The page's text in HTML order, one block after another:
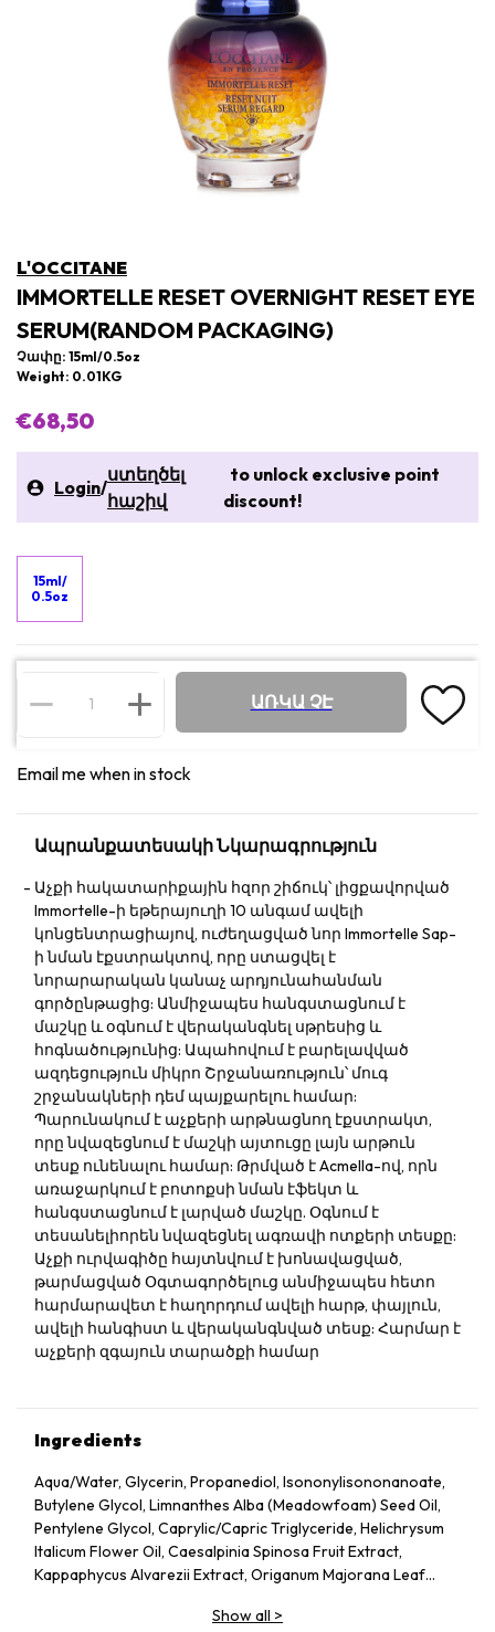
L'OCCITANE
IMMORTELLE RESET OVERNIGHT RESET EYE
SERUM(RANDOM PACKAGING)
Չափը: 15ml/0.5oz
Weight: 0.01KG
€68,50
Login/
ստեղծել
հաշիվ
to unlock exclusive point
discount!
15ml/
0.5oz
ԱՌԿԱ ՉԷ
Email me when in stock
Ապրանքատեսակի Նկարագրություն
Աչքի հակատարիքային հզոր շիճուկ՝ լիցքավորված
Immortelle-ի եթերայուղի 10 անգամ ավելի
կոնցենտրացիայով, ուժեղացված նոր Immortelle Sap-
ի նման էքստրակտով, որը ստացվել է
նորարարական կանաչ արդյունահանման
գործընթացից: Անմիջապես հանգստացնում է
մաշկը և օգնում է վերականգնել սթրեսից և
հոգնածությունից: Ապահովում է բարելավված
ազդեցություն միկրո Շրջանառություն՝ մուգ
շրջանակների դեմ պայքարելու համար:
Պարունակում է աչքերի արթնացնող էքստրակտ,
որը նվազեցնում է մաշկի այտուցը լայն արթուն
տեսք ունենալու համար: Թրմված է Acmella-ով, որն
առաջարկում է բոտոքսի նման էֆեկտ և
հանգստացնում է լարված մաշկը. Օգնում է
տեսանելիորեն նվազեցնել ագռավի ոտքերի տեսքը:
Աչքի ուրվագիծը հայտնվում է խոնավացված,
թարմացված Օգտագործելուց անմիջապես հետո
հարմարավետ է հաղորդում ավելի հարթ, փայլուն,
ավելի հանգիստ և վերականգնված տեսք: Հարմար է
աչքերի զգայուն տարածքի համար
Ingredients
Aqua/Water, Glycerin, Propanediol, Isononylisononanoate,
Butylene Glycol, Limnanthes Alba (Meadowfoam) Seed Oil,
Pentylene Glycol, Caprylic/Capric Triglyceride, Helichrysum
Italicum Flower Oil, Caesalpinia Spinosa Fruit Extract,
Kappaphycus Alvarezii Extract, Origanum Majorana Leaf
Extract, Calendula Officinalis Flower Extract, Acmella
Show all >